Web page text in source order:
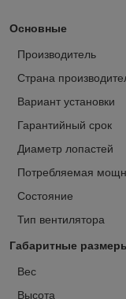
Основные
Производитель
Страна
Вариант установки
Гарантийный срок
Диаметр лопастей
Потребляемая
Состояние
Тип вентилятора
Габаритные
Вес
Высота